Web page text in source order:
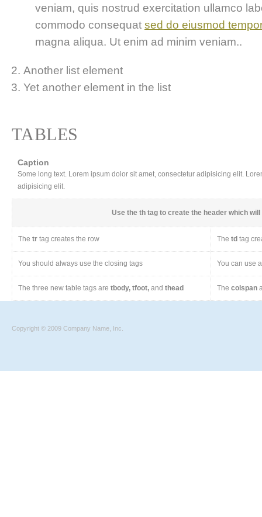
veniam, quis nostrud exercitation ullamco
commodo consequat sed do eiusmod
magna aliqua. Ut enim ad minim veniam..
Another list element
Yet another element in the list
TABLES
Caption
Some long text. Lorem ipsum dolor sit amet, consectetur adipisicing elit.
adipisicing elit.
Use the th tag to create the header which
The tr tag creates the row The td tag
You should always use the closing tags You can use
The three new table tags are tbody, tfoot, and thead The colspan
Copyright © 2009 Company Name, Inc.